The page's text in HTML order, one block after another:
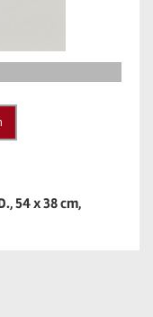
54 x 38 cm,